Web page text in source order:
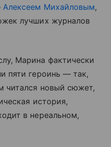
Алексеем Михайловым,
лучших журналов
Марина фактически
пяти героинь — так,
читался новый сюжет,
история,
в нереальном,